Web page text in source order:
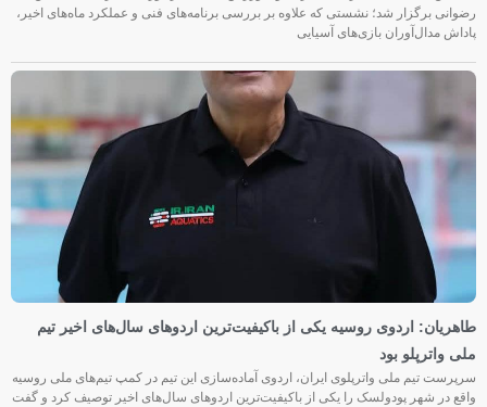
رضوانی برگزار شد؛ نشستی که علاوه بر بررسی برنامه‌های فنی و عملکرد ماه‌های اخیر،
پاداش مدال‌آوران بازی‌های آسیایی
طاهریان: اردوی روسیه یکی از باکیفیت‌ترین اردوهای سال‌های اخیر تیم
ملی واترپلو بود
سرپرست تیم ملی واترپلوی ایران، اردوی آماده‌سازی این تیم در کمپ تیم‌های ملی روسیه
واقع در شهر پودولسک را یکی از باکیفیت‌ترین اردوهای سال‌های اخیر توصیف کرد و گفت